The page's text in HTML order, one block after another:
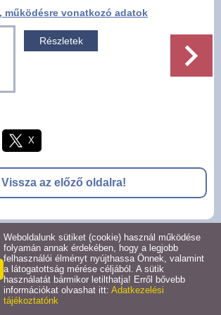
-
működésre vonatkozó adatok
Részletek
X
Vissza az előző oldalra!
© 2026 -
Oldal információk Impresszum
Weboldalunk sütiket (cookie) használ működése
folyamán annak érdekében, hogy a legjobb
felhasználói élményt nyújthassa Önnek, valamint
a látogatottság mérése céljából. A sütik
használatát bármikor letilthatja! Erről bővebb
információkat olvashat itt: Adatkezelési
tájékoztatónk